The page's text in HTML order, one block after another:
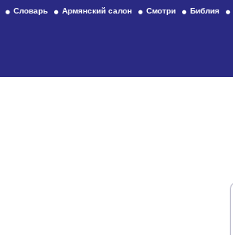
Словарь Армянский салон Смотри Библия